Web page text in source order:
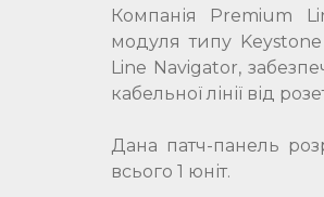
Компанія Premium
модуля типу
Line Navigator,
кабельної лінії від
Дана патч-панель
всього 1 юніт.